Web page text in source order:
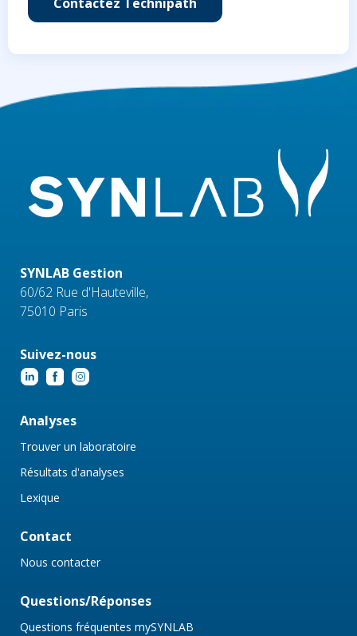
SYNLAB Gestion
60/62 Rue d'Hauteville,
75010 Paris
Suivez-nous
Analyses
Trouver un laboratoire
Résultats d'analyses
Lexique
Contact
Nous contacter
Questions/Réponses
Questions fréquentes mySYNLAB